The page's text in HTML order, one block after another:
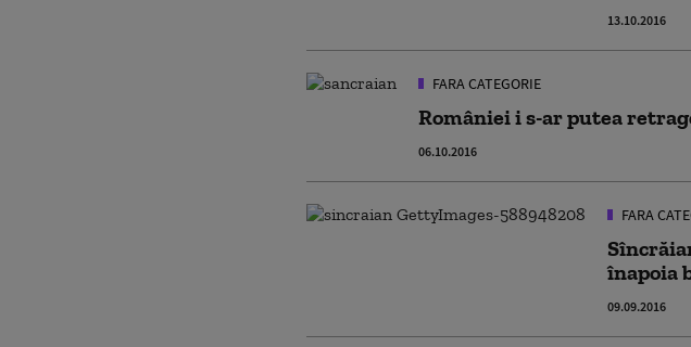
13.10.2016
FARA CATEGORIE
României i s-ar putea
06.10.2016
FARA
înapoia
09.09.2016